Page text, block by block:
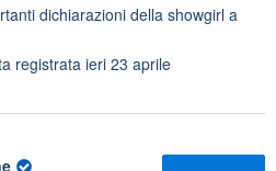
dichiarazioni della showgirl a
registrata ieri 23 aprile